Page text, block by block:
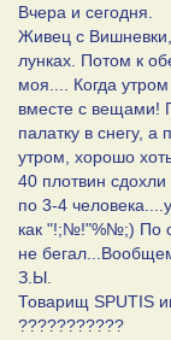
Вчера и сегодня.
Живец с
лунках. Потом к
моя.... Когда
вместе с вещами!
палатку в снегу,
утром, хорошо
40 плотвин
по 3-4
как "!;№!"%№;) По
не
З.Ы.
Товарищ SPUTIS
???????????